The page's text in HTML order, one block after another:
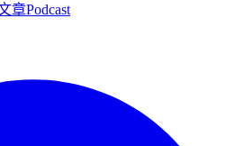
章Podcast